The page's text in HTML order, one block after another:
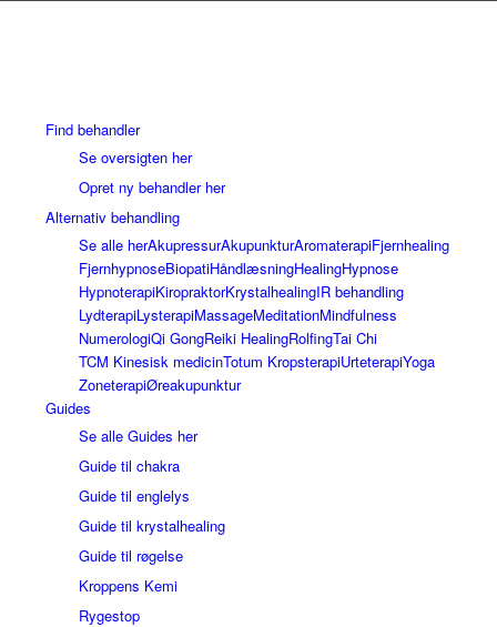
Find behandler
Se oversigten her
Opret ny behandler her
Alternativ behandling
Se alle herAkupressurAkupunkturAromaterapiFjernhealing
FjernhypnoseBiopatiHåndlæsningHealingHypnose
HypnoterapiKiropraktorKrystalhealingIR behandling
LydterapiLysterapiMassageMeditationMindfulness
NumerologiQi GongReiki HealingRolfingTai Chi
TCM Kinesisk medicinTotum KropsterapiUrteterapiYoga
ZoneterapiØreakupunktur
Guides
Se alle Guides her
Guide til chakra
Guide til englelys
Guide til krystalhealing
Guide til røgelse
Kroppens Kemi
Rygestop